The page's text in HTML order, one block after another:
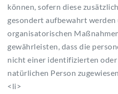
können, sofern diese
gesondert aufbewahrt werden
organisatorischen
gewährleisten, dass die
nicht einer identifizierten
natürlichen Person
<li>